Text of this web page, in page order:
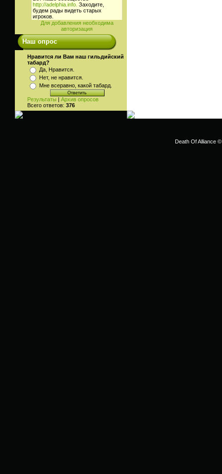
Для добавления необходима
авторизация
Наш опрос
Нравится ли Вам наш гильдийский
табард?
Да, Нравится.
Нет, не нравится.
Мне всеравно, какой табард.
Результаты | Архив опросов
Всего ответов: 376
Death Of Alliance